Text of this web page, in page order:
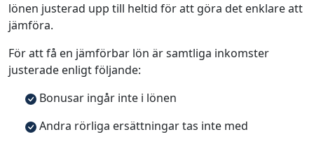
lönen justerad upp till heltid för att göra det enklare att
jämföra.
För att få en jämförbar lön är samtliga inkomster
justerade enligt följande:
Bonusar ingår inte i lönen
Andra rörliga ersättningar tas inte med